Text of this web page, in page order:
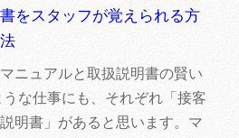
書をスタッフが覚えられる方
法
マニュアルと取扱説明書の賢い
な仕事にも、それぞれ「接客
明書」があると思います。マ